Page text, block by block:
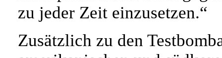
zu jeder Zeit einzusetzen.“
Zusätzlich zu den